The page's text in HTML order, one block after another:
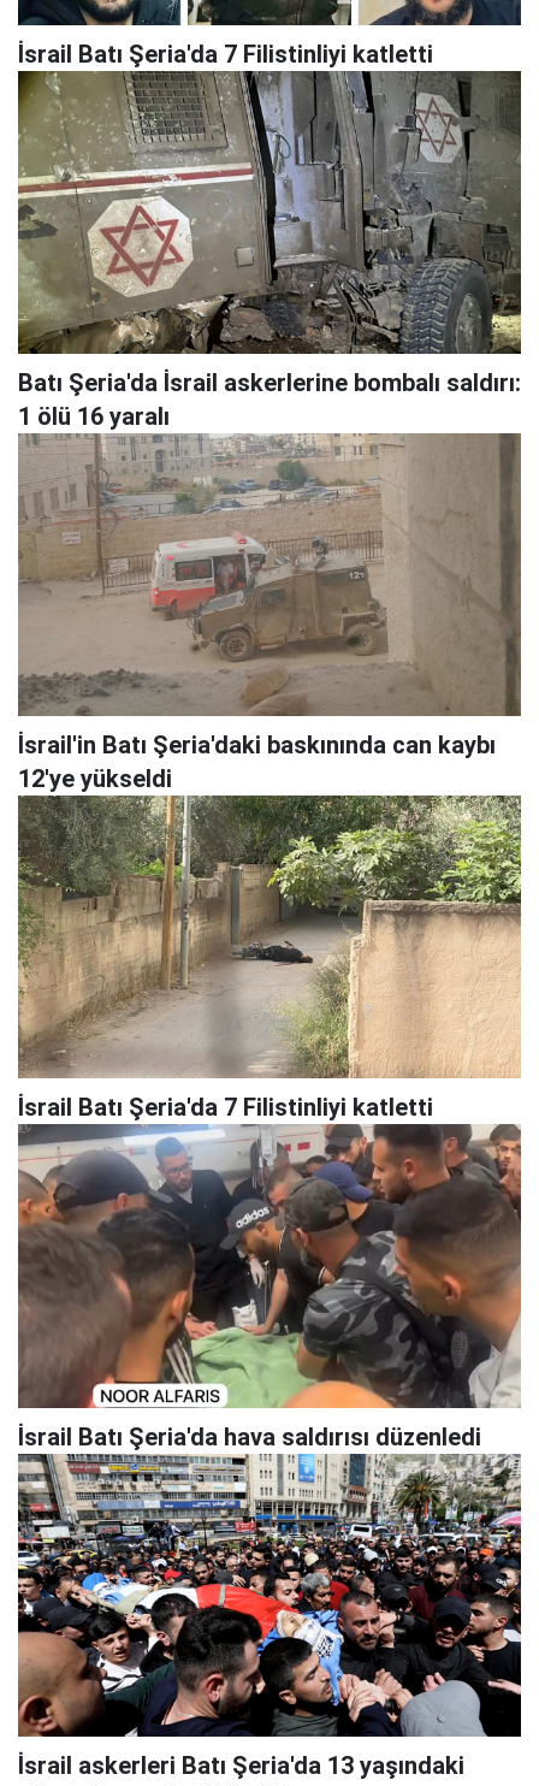
İsrail Batı Şeria'da 7 Filistinliyi katletti
Batı Şeria'da İsrail askerlerine bombalı saldırı:
1 ölü 16 yaralı
İsrail'in Batı Şeria'daki baskınında can kaybı
12'ye yükseldi
İsrail Batı Şeria'da 7 Filistinliyi katletti
İsrail Batı Şeria'da hava saldırısı düzenledi
İsrail askerleri Batı Şeria'da 13 yaşındaki